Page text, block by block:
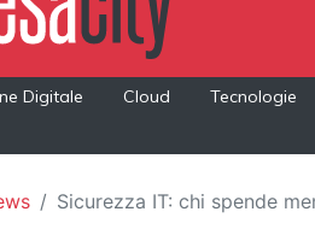
Digitale Cloud Tecnologie
Sicurezza IT: chi spende